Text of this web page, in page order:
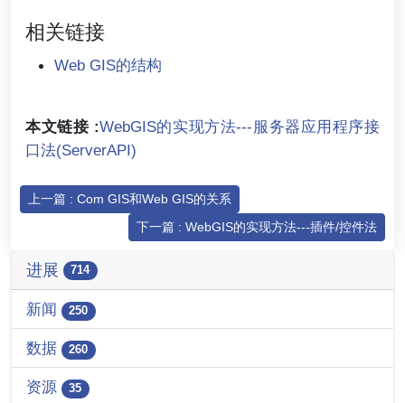
相关链接
Web GIS的结构
本文链接 :WebGIS的实现方法---服务器应用程序接
口法(ServerAPI)
上一篇 : Com GIS和Web GIS的关系
下一篇 : WebGIS的实现方法---插件/控件法
进展 714
新闻 250
数据 260
资源 35